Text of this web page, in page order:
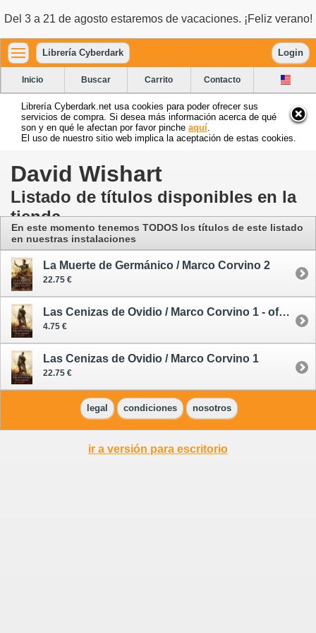
Del 3 a 21 de agosto estaremos de vacaciones. ¡Feliz verano!
Librería Cyberdark Login
Inicio Buscar Carrito Contacto
Librería Cyberdark.net usa cookies para poder ofrecer sus
servicios de compra. Si desea más información acerca de qué
son y en qué le afectan por favor pinche aquí
El uso de nuestro sitio web implica la aceptación de estas cookies.
David Wishart
Listado de títulos disponibles en la
tienda
En este momento tenemos TODOS los títulos de este listado
en nuestras instalaciones
La Muerte de Germánico / Marco Corvino 2
22.75 €
Las Cenizas de Ovidio / Marco Corvino 1 - oferta - segunda mano
4.75 €
Las Cenizas de Ovidio / Marco Corvino 1
22.75 €
legal condiciones nosotros
ir a versión para escritorio